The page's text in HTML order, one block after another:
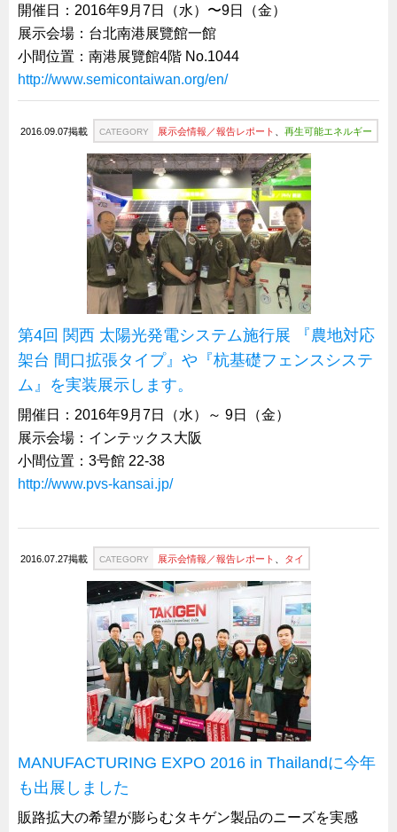
新製品開発最前線
Before After
隠れた名品
PICK UP NEWS
ポンチ絵の基礎と描き方
図面の見方・書き方
キャビネット工業会規格「CA300」集中講義
ズバッとお悩み解決 テクニカル Q and A
光る技術！未来へのモノづくり
ちょっとユニークなお客様
ビジサスニュース
わが街わが支店
支店所在地（歴史探訪）
ニッポン再発見
こんなとき、どう言うの?
タキゲンinfo.
展示会情報／出展告知
展示会情報／報告レポート
社外セミナー
タキゲンの歴史
開催日：2016年9月7日（水）〜9日（金）
展示会場：台北南港展覽館一館
小間位置：南港展覽館4階 No.1044
http://www.semicontaiwan.org/en/
2016.09.07掲載 CATEGORY 展示会情報／報告レポート 再生可能エネルギー
第4回 関西 太陽光発電システム施行展 『農地対応
架台 間口拡張タイプ』や『杭基礎フェンスシステ
ム』を実装展示します。
開催日：2016年9月7日（水）～ 9日（金）
展示会場：インテックス大阪
小間位置：3号館 22-38
http://www.pvs-kansai.jp/
2016.07.27掲載 CATEGORY 展示会情報／報告レポート タイ
MANUFACTURING EXPO 2016 in Thailandに今年
も出展しました
販路拡大の希望が膨らむタキゲン製品のニーズを実感